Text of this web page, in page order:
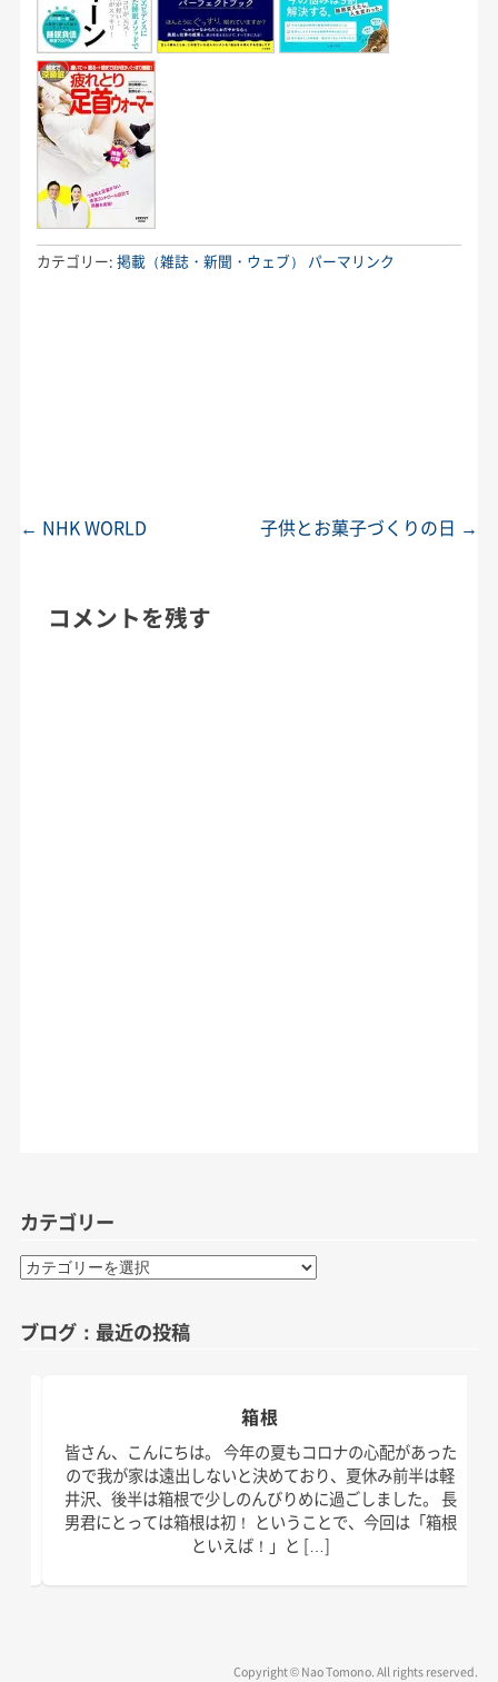
カテゴリー: 掲載（雑誌・新聞・ウェブ） パーマリンク
投稿ナビゲーション
← NHK WORLD 子供とお菓子づくりの日 →
コメントを残す
カテゴリー
カ
テ
リ
ブログ：最近の投稿
箱根
皆さん、こんにちは。 今年の夏もコロナの心配があった
ので我が家は遠出しないと決めており、夏休み前半は軽
井沢、後半は箱根で少しのんびりめに過ごしました。 長
男君にとっては箱根は初！ ということで、今回は「箱根
といえば！」と […]
Copyright © Nao Tomono. All rights reserved.